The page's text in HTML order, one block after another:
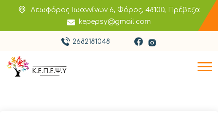
Λεωφόρος Ιωαννίνων 6, Φόρος, 48100, Πρέβεζα
kepepsy@gmail.com
2682181048